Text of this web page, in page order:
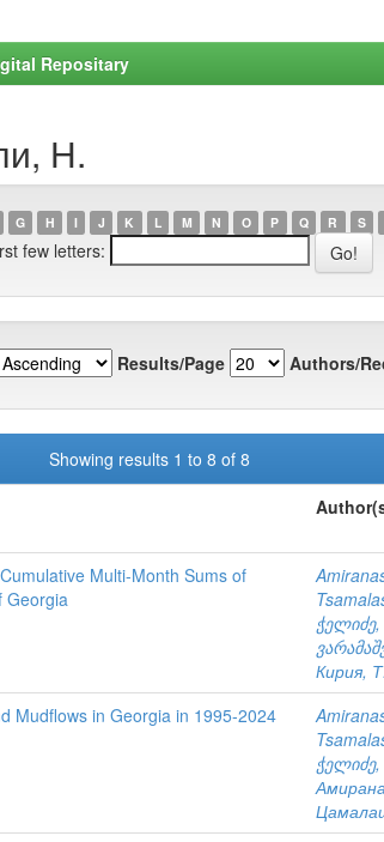
Repositary
Н.
G H I J K L M N O P Q R S
few letters:
Results/Page Authors/
Showing results 1 to 8 of 8
Multi-Month Sums of
Georgia
Кирия, Т.
Mudflows in Georgia in 1995-2024